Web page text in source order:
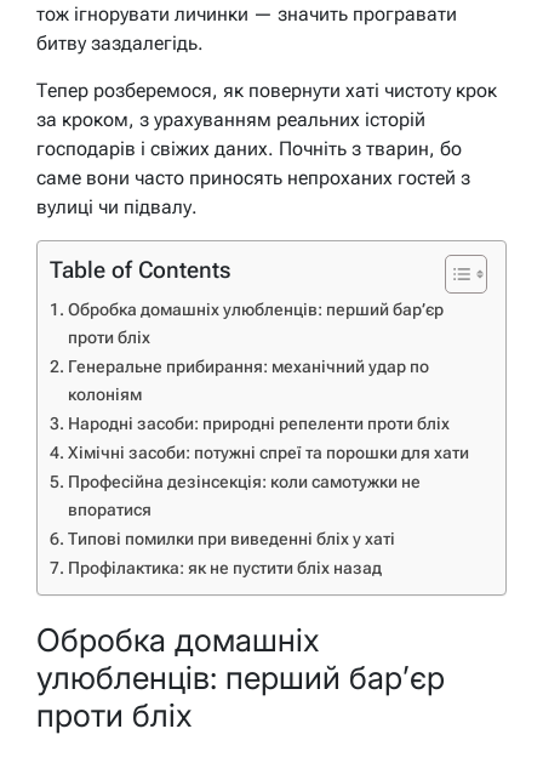
тож ігнорувати личинки — значить програвати
битву заздалегідь.
Тепер розберемося, як повернути хаті чистоту крок
за кроком, з урахуванням реальних історій
господарів і свіжих даних. Почніть з тварин, бо
саме вони часто приносять непроханих гостей з
вулиці чи підвалу.
Table of Contents
Обробка домашніх улюбленців: перший бар’єр
проти бліх
Генеральне прибирання: механічний удар по
колоніям
Народні засоби: природні репеленти проти бліх
Хімічні засоби: потужні спреї та порошки для хати
Професійна дезінсекція: коли самотужки не
впоратися
Типові помилки при виведенні бліх у хаті
Профілактика: як не пустити бліх назад
Обробка домашніх
улюбленців: перший бар’єр
проти бліх